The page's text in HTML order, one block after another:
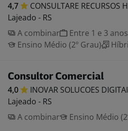
4,7 CONSULTARE RECURSOS
Lajeado - RS
A combinar
Entre 1 e 3 anos
Ensino Médio (2º Grau)
Consultor Comercial
4,0 INOVAR SOLUCOES
Lajeado - RS
A combinar
Ensino Médio